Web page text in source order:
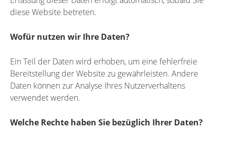
diese Website betreten.
Wofür nutzen wir Ihre Daten?
Ein Teil der Daten wird erhoben, um eine fehlerfreie
Bereitstellung der Website zu gewährleisten. Andere
Daten können zur Analyse Ihres Nutzerverhaltens
verwendet werden.
Welche Rechte haben Sie bezüglich Ihrer Daten?